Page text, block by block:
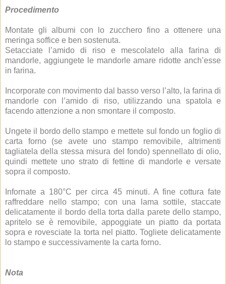
Procedimento
Montate gli albumi con lo zucchero fino a ottenere una
meringa soffice e ben sostenuta.
Setacciate l’amido di riso e mescolatelo alla farina di
mandorle, aggiungete le mandorle amare ridotte anch’esse
in farina.
Incorporate con movimento dal basso verso l’alto, la farina di
mandorle con l’amido di riso, utilizzando una spatola e
facendo attenzione a non smontare il composto.
Ungete il bordo dello stampo e mettete sul fondo un foglio di
carta forno (se avete uno stampo removibile, altrimenti
tagliatela della stessa misura del fondo) spennellato di olio,
quindi mettete uno strato di fettine di mandorle e versate
sopra il composto.
Infornate a 180°C per circa 45 minuti. A fine cottura fate
raffreddare nello stampo; con una lama sottile, staccate
delicatamente il bordo della torta dalla parete dello stampo,
apritelo se è removibile, appoggiate un piatto da portata
sopra e rovesciate la torta nel piatto. Togliete delicatamente
lo stampo e successivamente la carta forno.
Nota